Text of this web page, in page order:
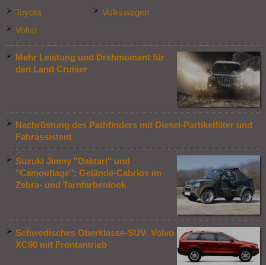
Toyota
Volkswagen
Volvo
Mehr Leistung und Drehmoment für
den Land Cruiser
Nachrüstung des Pathfinders mit Diesel-Partikelfilter und
Fahrassistent
Suzuki Jimny "Daktari" und
"Camouflage": Gelände-Cabrios im
Zebra- und Tarnfarbenlook
Schwedisches Oberklasse-SUV: Volvo
XC90 mit Frontantrieb